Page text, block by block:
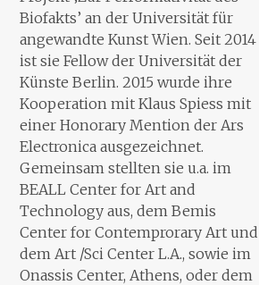
Biofakts’ an der Universität für
angewandte Kunst Wien. Seit 2014
ist sie Fellow der Universität der
Künste Berlin. 2015 wurde ihre
Kooperation mit Klaus Spiess mit
einer Honorary Mention der Ars
Electronica ausgezeichnet.
Gemeinsam stellten sie u.a. im
BEALL Center for Art and
Technology aus, dem Bemis
Center for Contemprorary Art und
dem Art /Sci Center L.A., sowie im
Onassis Center, Athens, oder dem